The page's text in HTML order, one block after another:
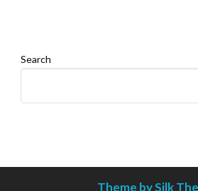
Search
Theme by Silk